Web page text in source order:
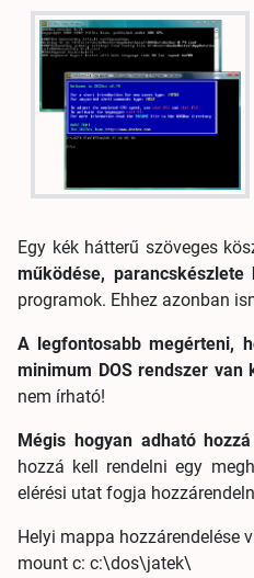
Egy kék hátterű szöveges
működése, parancskészlete
programok. Ehhez azonban
A legfontosabb megérteni,
minimum DOS rendszer van
nem írható!
Mégis hogyan adható
hozzá kell rendelni egy
elérési utat fogja
Helyi mappa hozzárendelése
mount c: c:\dos\jatek\